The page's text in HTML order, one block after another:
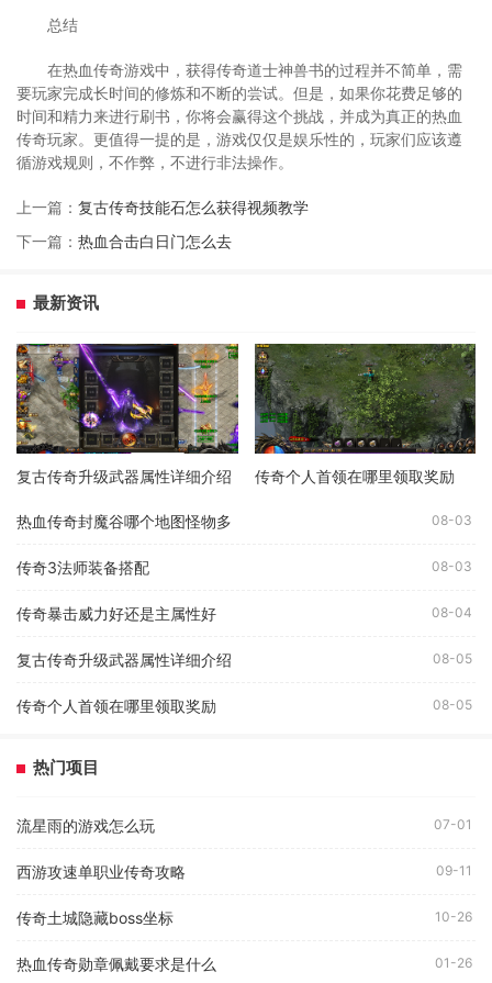
总结
在热血传奇游戏中，获得传奇道士神兽书的过程并不简单，需
要玩家完成长时间的修炼和不断的尝试。但是，如果你花费足够的
时间和精力来进行刷书，你将会赢得这个挑战，并成为真正的热血
传奇玩家。更值得一提的是，游戏仅仅是娱乐性的，玩家们应该遵
循游戏规则，不作弊，不进行非法操作。
上一篇： 复古传奇技能石怎么获得视频教学
下一篇： 热血合击白日门怎么去
最新资讯
复古传奇升级武器属性详细介绍 传奇个人首领在哪里领取奖励
热血传奇封魔谷哪个地图怪物多 08-03
传奇3法师装备搭配 08-03
传奇暴击威力好还是主属性好 08-04
复古传奇升级武器属性详细介绍 08-05
传奇个人首领在哪里领取奖励 08-05
热门项目
流星雨的游戏怎么玩 07-01
西游攻速单职业传奇攻略 09-11
传奇土城隐藏boss坐标 10-26
热血传奇勋章佩戴要求是什么 01-26